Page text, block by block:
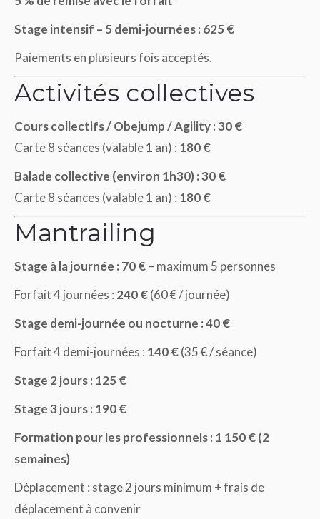
Stage intensif – 5 demi-journées : 625 €
Paiements en plusieurs fois acceptés.
Activités collectives
Cours collectifs / Obejump / Agility : 30 €
Carte 8 séances (valable 1 an) : 180 €
Balade collective (environ 1h30) : 30 €
Carte 8 séances (valable 1 an) : 180 €
Mantrailing
Stage à la journée : 70 €– maximum 5 personnes
Forfait 4 journées : 240 €(60 € / journée)
Stage demi-journée ou nocturne : 40 €
Forfait 4 demi-journées : 140 €(35 € / séance)
Stage 2 jours : 125 €
Stage 3 jours : 190 €
Formation pour les professionnels : 1 150 € (2
semaines)
Déplacement : stage 2 jours minimum + frais de
déplacement à convenir